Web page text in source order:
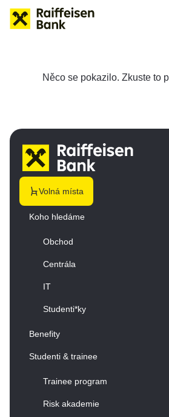
Něco se pokazilo. Zkuste to
Volná místa
Koho hledáme
Obchod
Centrála
IT
Studenti*ky
Benefity
Studenti & trainee
Trainee program
Risk akademie